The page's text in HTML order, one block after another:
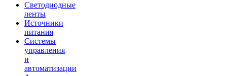
Светодиодные
ленты
Источники
питания
Системы
управления
и
автоматизации